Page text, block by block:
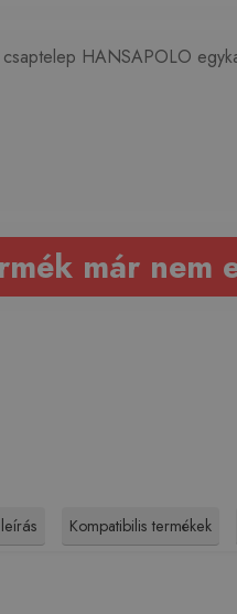
HANSAPOLO
már nem
Kompatibilis termékek